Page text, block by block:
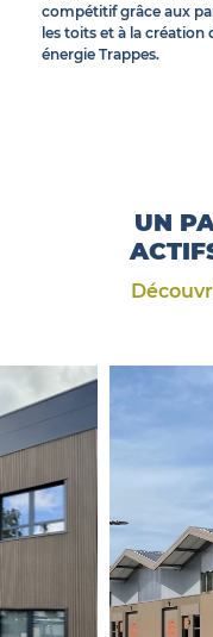
compétitif grâce aux
les toits et à la
énergie Trappes.
UN